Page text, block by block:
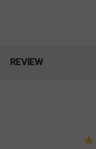
21/06/2024
REAL WHEY PROTEIN
REVIEW